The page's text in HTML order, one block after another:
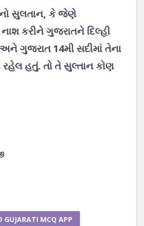
સુલતાન, કે જેણે
કરીને ગુજરાતને દિલ્હી
ગુજરાત 14મી સદીમાં તેના
હતું. તો તે સુલ્તાન કોણ
GUJARATI MCQ APP